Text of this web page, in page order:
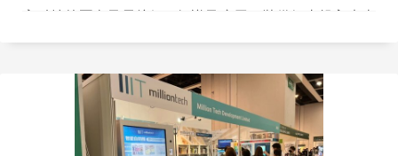
的智能新時代。